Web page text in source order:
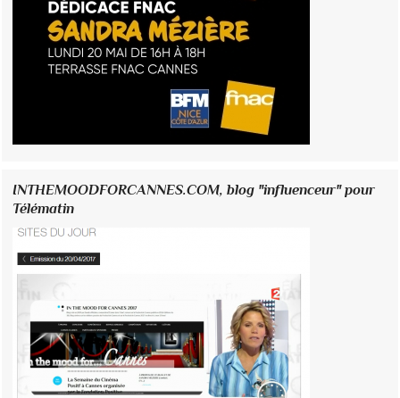
INTHEMOODFORCANNES.COM, blog "influenceur" pour
Télématin